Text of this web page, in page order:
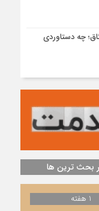
چه دستاوردی
بحث ترین ها
1 هفته